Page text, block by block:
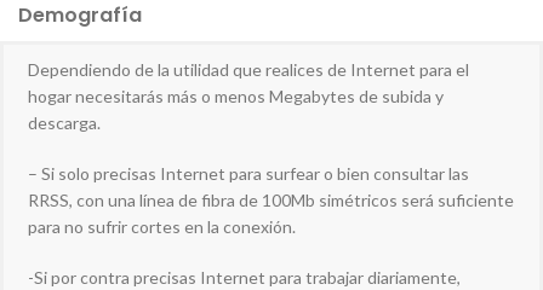
Demografía
Dependiendo de la utilidad que realices de Internet para el
hogar necesitarás más o menos Megabytes de subida y
descarga.
– Si solo precisas Internet para surfear o bien consultar las
RRSS, con una línea de fibra de 100Mb simétricos será suficiente
para no sufrir cortes en la conexión.
-Si por contra precisas Internet para trabajar diariamente,